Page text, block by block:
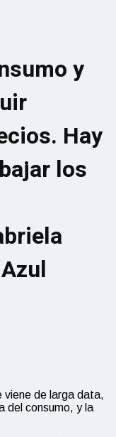
y
Hay
los
viene de larga data,
del consumo, y la